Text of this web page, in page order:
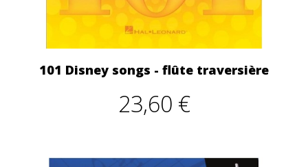
101 Disney songs - flûte traversière
23,60 €